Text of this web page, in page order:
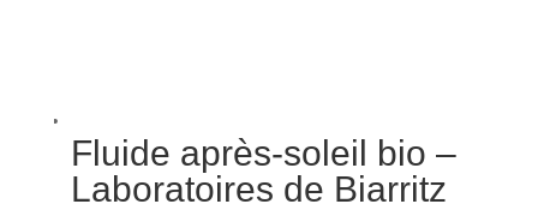
Fluide après-soleil bio –
Laboratoires de Biarritz